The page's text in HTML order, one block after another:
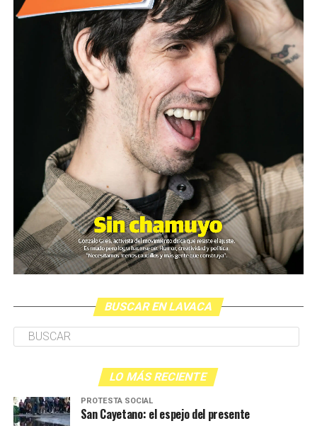
BUSCAR EN LAVACA
LO MÁS RECIENTE
PROTESTA SOCIAL
San Cayetano: el espejo del presente